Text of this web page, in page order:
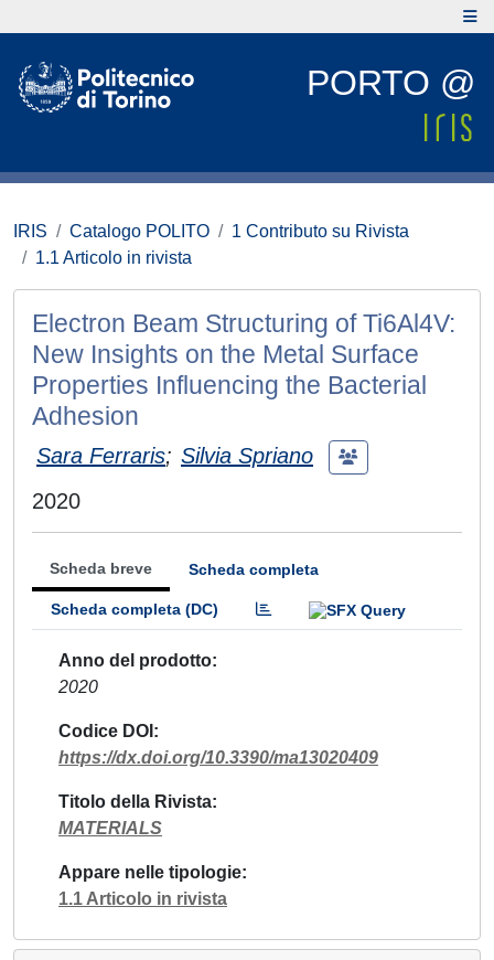
PORTO @
IRIS Catalogo POLITO
1 Contributo su Rivista
1.1 Articolo in rivista
Electron Beam Structuring of Ti6Al4V:
New Insights on the Metal Surface
Properties Influencing the Bacterial
Adhesion
Sara Ferraris; Silvia Spriano
2020
Scheda breve Scheda completa
Scheda completa (DC)
Anno del prodotto
2020
Codice DOI
https://dx.doi.org/10.3390/ma13020409
Titolo della Rivista
MATERIALS
Appare nelle tipologie
1.1 Articolo in rivista